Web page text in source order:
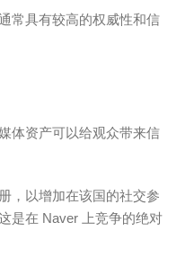
常具有较高的权威性和信
体资产可以给观众带来信
，以增加在该国的社交参
是在 Naver 上竞争的绝对